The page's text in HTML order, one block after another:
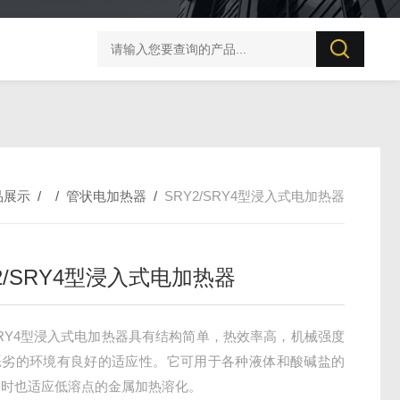
BZX-20S 变压器直流电阻测试仪 PC57直流电阻测量仪
展示 / / 管状电加热器 / SRY2/SRY4型浸入式电加热器
SRY4型浸入式电加热器
型浸入式电加热器具有结构简单，热效率高，机械强度
的环境有良好的适应性。它可用于各种液体和酸碱盐的
也适应低溶点的金属加热溶化。